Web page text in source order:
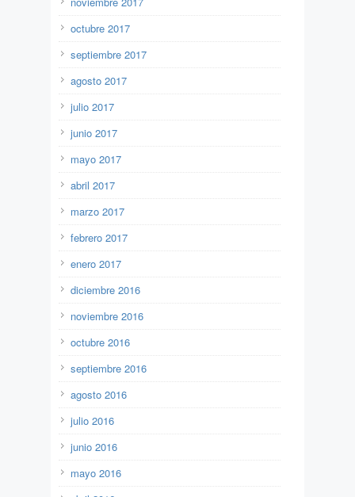
octubre 2017
septiembre 2017
agosto 2017
julio 2017
junio 2017
mayo 2017
abril 2017
marzo 2017
febrero 2017
enero 2017
diciembre 2016
noviembre 2016
octubre 2016
septiembre 2016
agosto 2016
julio 2016
junio 2016
mayo 2016